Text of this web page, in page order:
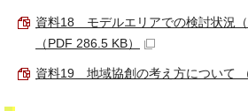
資料18 モデルエリアでの検討状況（
（PDF 286.5 KB）
資料19 地域協創の考え方について